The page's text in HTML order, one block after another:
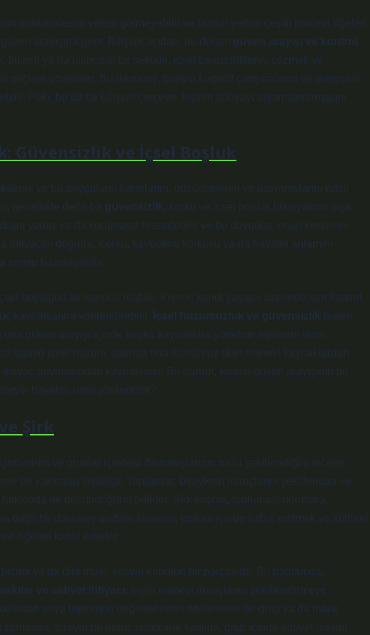
müdahalesini yeterli görmeyebilir ve bunun yerine çeşitli manevi öğeleri
arayışına girer. Bilişsel açıdan, bu durum güven arayışı ve kontrol
bilinçli ya da bilinçdışı bir şekilde, içsel belirsizliklerini çözmek ve
güçlere yönelirler. Bu davranış, bireyin kognitif çatışmalarını ve duygusal
Peki, bu tür bir bilişsel çerçeve, kişinin dünyayı anlamlandırmasını
Güvensizlik ve İçsel Boşluk
ve bu duyguların kararlarını, düşüncelerini ve davranışlarını nasıl
genellikle derin bir güvensizlik, korku ve içsel boşluk hissiyatının dışa
yalnız ya da korumasız hissedebilir ve bu duygular, onun kendisini
doğurur. Korku, kaybolma korkusu ya da hayatın anlamını
zemin hazırlayabilir.
boşluğun bir sonucu olabilir. Kişinin kendi yaşamı üzerinde tam kontrol
kaynaklarına yönlendirebilir. İçsel huzursuzluk ve güvensizlik hisleri,
güven arayışı içinde başka kaynaklara yönelme eğilimini verir.
kişinin içsel huzuru, aslında ona sunulmuş olan manevi kaynaklardan
duymasından kaynaklanır. Bu durum, kişinin güven arayışının bir
hayatını nasıl yönlendirir?
Şirk
ve gruplar içindeki davranışlarının nasıl şekillendiğini inceler.
de yakından ilişkilidir. Toplumlar, bireylerin inançlarını şekillendirir ve
ne düşündüğünü belirler. Şirk koşma, toplumsal normlara,
bağlı bir davranış olabilir. İnsanlar, toplum içinde kabul edilmek ve kültürel
öğeleri kabul ederler.
ya da dini ritüel, sosyal kabulün bir parçasıdır. Bu bağlamda,
ve aidiyet ihtiyacı, kişiyi manevi inançlarını şekillendirmeye
veya toplumun değerlerinden etkilenerek bir grup ya da inanç
bireyin bu inanç sistemine katılımı, grup içinde aidiyet hissini